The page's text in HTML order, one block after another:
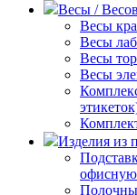
Весы /
Весы
Весы
Весы
Весы
Изделия из